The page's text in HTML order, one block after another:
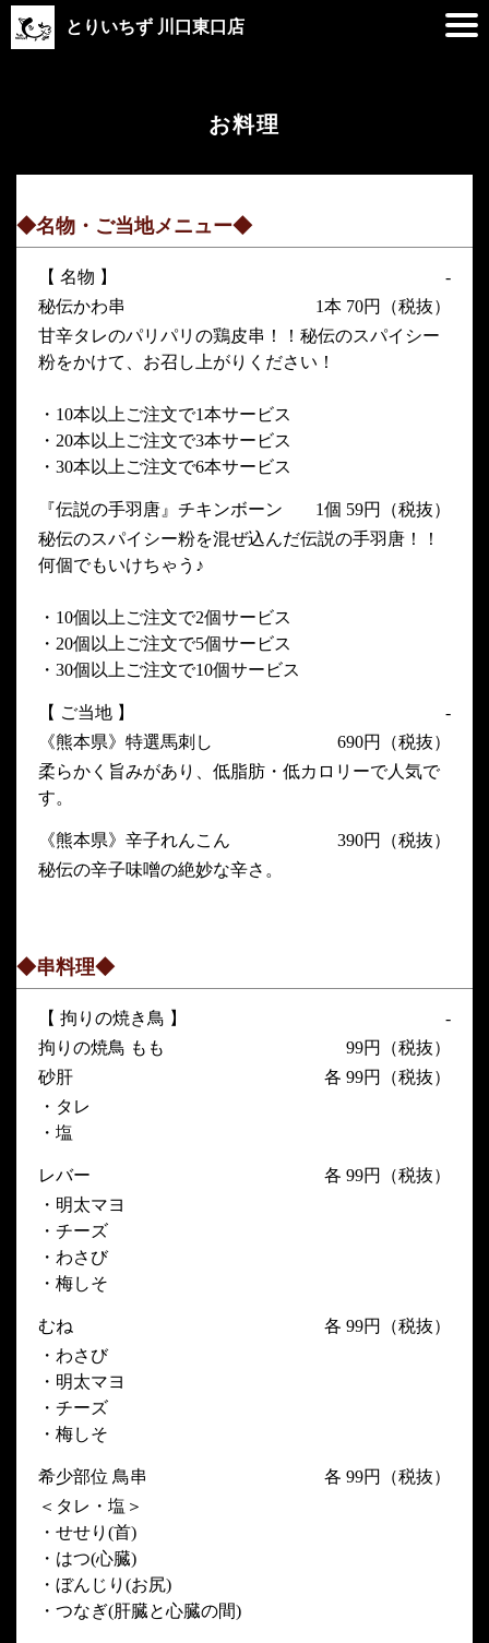
とりいちず 川口東口店
お料理
◆名物・ご当地メニュー◆
【 名物 】
-
秘伝かわ串
1本 70円（税抜）
甘辛タレのパリパリの鶏皮串！！秘伝のスパイシー
粉をかけて、お召し上がりください！
・10本以上ご注文で1本サービス
・20本以上ご注文で3本サービス
・30本以上ご注文で6本サービス
『伝説の手羽唐』チキンボーン
1個 59円（税抜）
秘伝のスパイシー粉を混ぜ込んだ伝説の手羽唐！！
何個でもいけちゃう♪
・10個以上ご注文で2個サービス
・20個以上ご注文で5個サービス
・30個以上ご注文で10個サービス
【 ご当地 】
-
《熊本県》特選馬刺し
690円（税抜）
柔らかく旨みがあり、低脂肪・低カロリーで人気で
す。
《熊本県》辛子れんこん
390円（税抜）
秘伝の辛子味噌の絶妙な辛さ。
◆串料理◆
【 拘りの焼き鳥 】
-
拘りの焼鳥 もも
99円（税抜）
砂肝
各 99円（税抜）
・タレ
・塩
レバー
各 99円（税抜）
・明太マヨ
・チーズ
・わさび
・梅しそ
むね
各 99円（税抜）
・わさび
・明太マヨ
・チーズ
・梅しそ
希少部位 鳥串
各 99円（税抜）
＜タレ・塩＞
・せせり(首)
・はつ(心臓)
・ぼんじり(お尻)
・つなぎ(肝臓と心臓の間)